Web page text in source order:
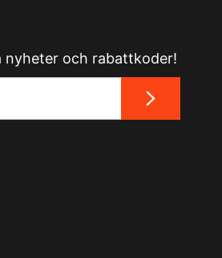
nyheter och rabattkoder!